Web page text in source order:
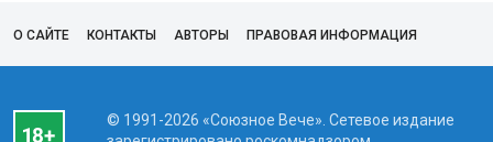
О САЙТЕ КОНТАКТЫ АВТОРЫ ПРАВОВАЯ ИНФОРМАЦИЯ
© 1991-2026 «Союзное Вече». Сетевое издание